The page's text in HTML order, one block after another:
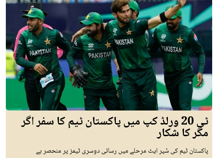
ٹی 20 ورلڈ کپ میں پاکستان ٹیم کا سفر اگر
مگر کا شکار
پاکستان ٹیم کی سُپر ایٹ مرحلے میں رسائی دوسری ٹیمز پر منحصر ہے